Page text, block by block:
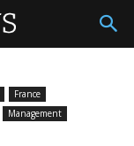
France
Management